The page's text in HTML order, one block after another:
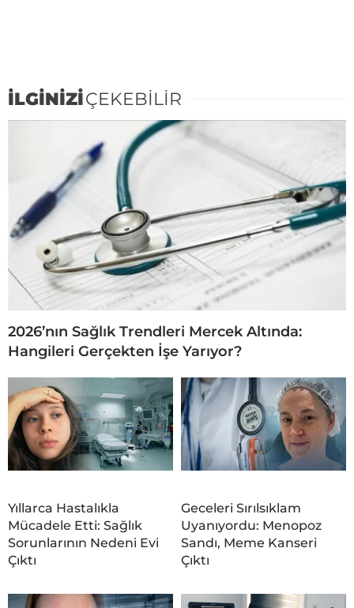
İLGİNİZİÇEKEBİLİR
2026’nın Sağlık Trendleri Mercek Altında:
Hangileri Gerçekten İşe Yarıyor?
Yıllarca Hastalıkla
Mücadele Etti: Sağlık
Sorunlarının Nedeni Evi
Çıktı
Geceleri Sırılsıklam
Uyanıyordu: Menopoz
Sandı, Meme Kanseri
Çıktı